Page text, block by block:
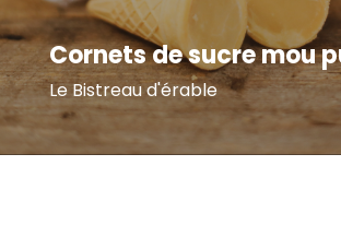
Cornets de sucre mou
Le Bistreau d'érable